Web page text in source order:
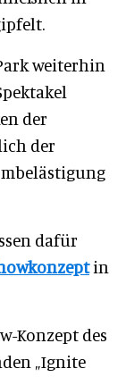
weiterhin
der
der
dafür
in
Konzept des
„Ignite